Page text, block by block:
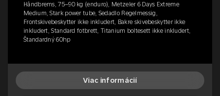
Håndbrems, 75–90 kg (enduro), Metzeler 6 Days Extreme
Medium, Stark power tube, Sedadlo Regelmessig,
Frontskivebeskytter ikke inkludert, Bakre skivebeskytter ikke
inkludert, Standard fotbrett, Titanium boltesett ikke inkludert,
Štandardný 60hp
Viac informácií